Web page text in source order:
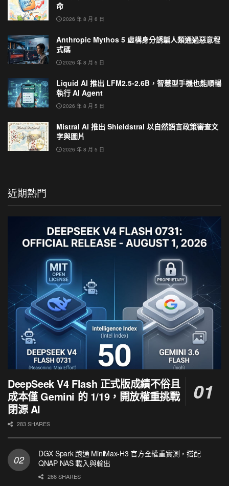
命
2026 年 8 月 6 日
Anthropic Mythos 5 虛構身分誘騙人類通過惡意程
式碼
2026 年 8 月 5 日
Liquid AI 推出 LFM2.5-2.6B，智慧型手機也能順暢
執行 AI Agent
2026 年 8 月 5 日
Mistral AI 推出 Shieldstral 以自然語言政策審查文
字與圖片
2026 年 8 月 5 日
近期熱門
DeepSeek V4 Flash 正式版成績不俗且
成本僅 Gemini 的 1/19，開放權重挑戰
閉源 AI
283 SHARES
DGX Spark 跑通 MiniMax-H3 官方全權重實測，搭配
QNAP NAS 載入與輸出
266 SHARES